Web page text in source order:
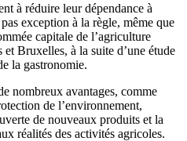
à réduire leur dépendance à
exception à la règle, même que
capitale de l’agriculture
Bruxelles, à la suite d’une étude
la gastronomie.
nombreux avantages, comme
de l’environnement,
de nouveaux produits et la
réalités des activités agricoles.